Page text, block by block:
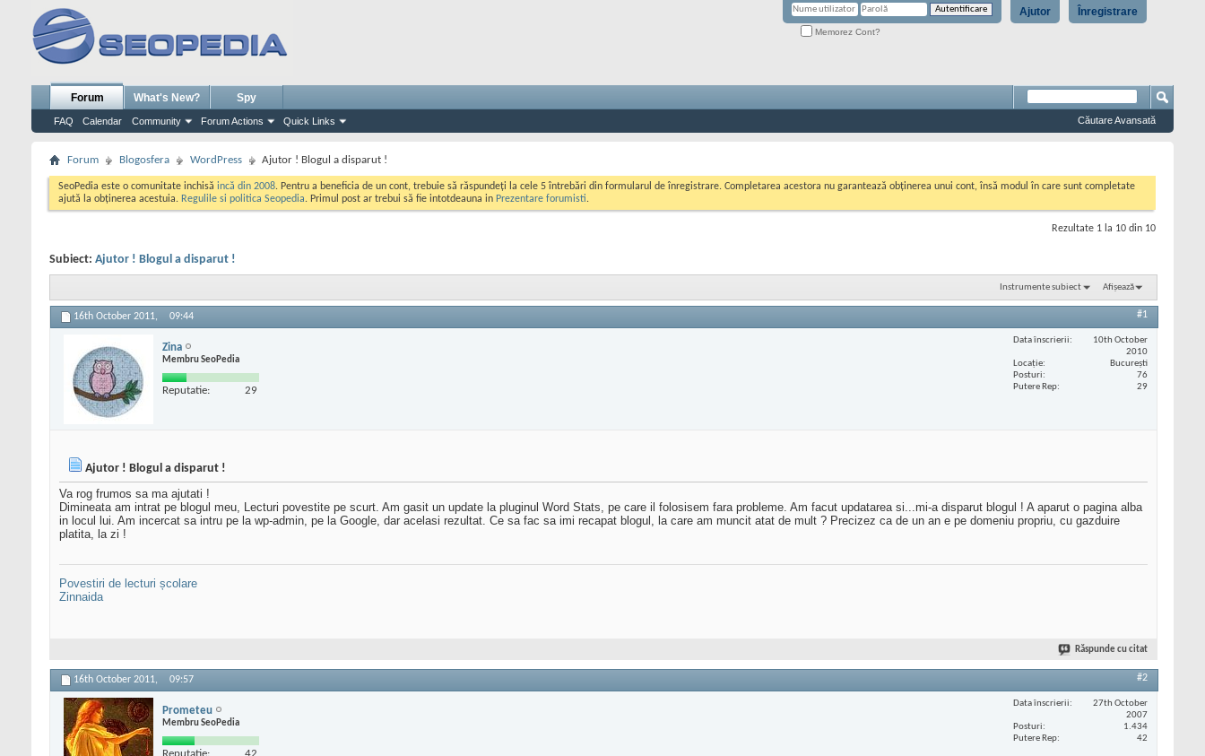
Înregistrare
Ajutor
Memorez Cont?
Forum
FAQ Calendar Community Forum Actions Quick Links
What's New? Spy
Căutare Avansată
Forum Blogosfera WordPress Ajutor ! Blogul a disparut !
SeoPedia este o comunitate inchisă incă din 2008. Pentru a beneficia de un cont, trebuie să răspundeți la cele 5 întrebări din formularul de înregistrare. Completarea acestora nu garantează obținerea unui cont, însă modul în care sunt completate
ajută la obținerea acestuia. Regulile si politica Seopedia. Primul post ar trebui să fie intotdeauna in Prezentare forumisti.
Rezultate 1 la 10 din 10
Subiect: Ajutor ! Blogul a disparut !
Instrumente subiect Afișează
16th October 2011, 09:44 #1
Zina
Membru SeoPedia
Reputatie: 29
Data înscrierii
10th October
2010
Locaţie
București
Posturi
76
Putere Rep
29
Ajutor ! Blogul a disparut !
Va rog frumos sa ma ajutati !
Dimineata am intrat pe blogul meu, Lecturi povestite pe scurt. Am gasit un update la pluginul Word Stats, pe care il folosisem fara probleme. Am facut updatarea si...mi-a disparut blogul ! A aparut o pagina alba
in locul lui. Am incercat sa intru pe la wp-admin, pe la Google, dar acelasi rezultat. Ce sa fac sa imi recapat blogul, la care am muncit atat de mult ? Precizez ca de un an e pe domeniu propriu, cu gazduire
platita, la zi !
Povestiri de lecturi școlare
Zinnaida
Răspunde cu citat
16th October 2011, 09:57 #2
Prometeu
Membru SeoPedia
Reputatie: 42
Data înscrierii
27th October
2007
Posturi
1.434
Putere Rep
42